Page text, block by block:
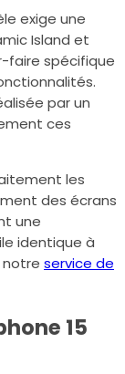
exige une
Island et
faire spécifique
par un
ces
les
des écrans
une
identique à
notre service de
15